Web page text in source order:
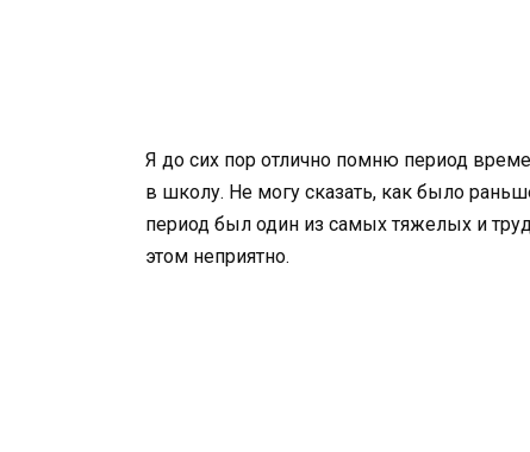
Я до сих пор отлично помню период
в школу. Не могу сказать, как было
период был один из самых тяжелых и
этом неприятно.